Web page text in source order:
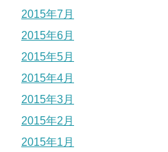
2015年7月
2015年6月
2015年5月
2015年4月
2015年3月
2015年2月
2015年1月